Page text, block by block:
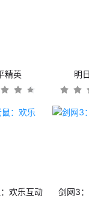
精英 明
欢乐互动 剑网3